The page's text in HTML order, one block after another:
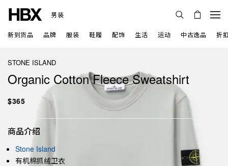
男装
新到货品 品牌 服装 鞋履 配饰 生活 运动 中古逸品 折
STONE ISLAND
Organic Cotton Fleece Sweatshirt
$365
商品介绍
Stone Island
有机棉抓绒卫衣